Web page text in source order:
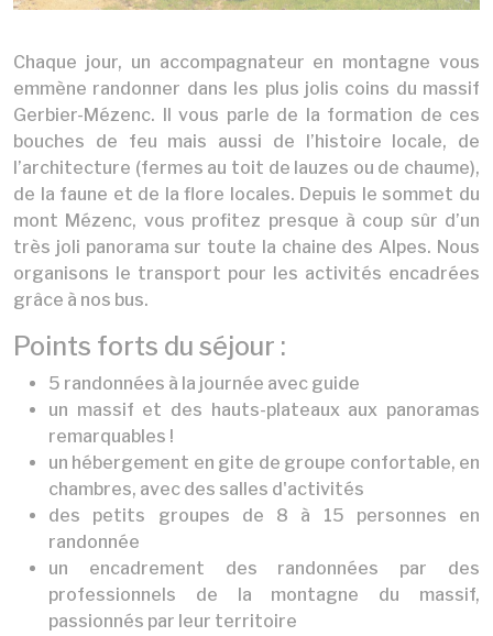
Chaque jour, un accompagnateur en montagne vous
emmène randonner dans les plus jolis coins du massif
Gerbier-Mézenc. Il vous parle de la formation de ces
bouches de feu mais aussi de l’histoire locale, de
l’architecture (fermes au toit de lauzes ou de chaume),
de la faune et de la flore locales. Depuis le sommet du
mont Mézenc, vous profitez presque à coup sûr d’un
très joli panorama sur toute la chaine des Alpes. Nous
organisons le transport pour les activités encadrées
grâce à nos bus.
Points forts du séjour :
5 randonnées à la journée avec guide
un massif et des hauts-plateaux aux panoramas
remarquables !
un hébergement en gite de groupe confortable, en
chambres, avec des salles d'activités
des petits groupes de 8 à 15 personnes en
randonnée
un encadrement des randonnées par des
professionnels de la montagne du massif,
passionnés par leur territoire